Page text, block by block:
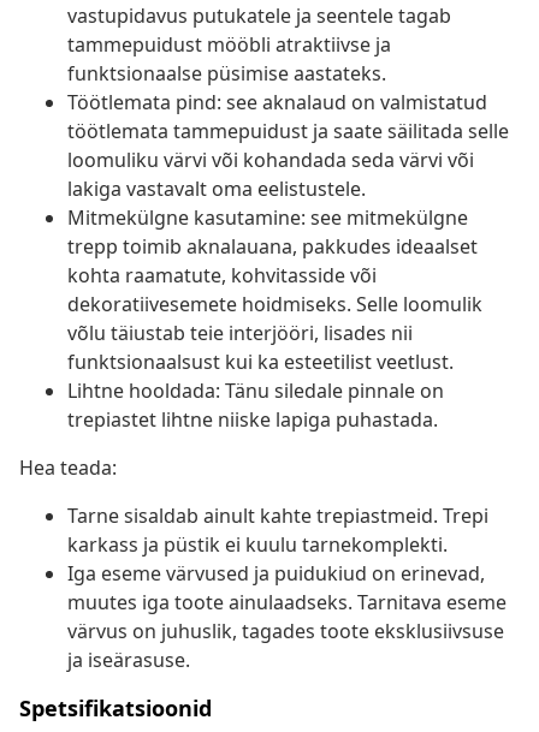
vastupidavus putukatele ja seentele tagab
tammepuidust mööbli atraktiivse ja
funktsionaalse püsimise aastateks.
Töötlemata pind: see aknalaud on valmistatud
töötlemata tammepuidust ja saate säilitada selle
loomuliku värvi või kohandada seda värvi või
lakiga vastavalt oma eelistustele.
Mitmekülgne kasutamine: see mitmekülgne
trepp toimib aknalauana, pakkudes ideaalset
kohta raamatute, kohvitasside või
dekoratiivesemete hoidmiseks. Selle loomulik
võlu täiustab teie interjööri, lisades nii
funktsionaalsust kui ka esteetilist veetlust.
Lihtne hooldada: Tänu siledale pinnale on
trepiastet lihtne niiske lapiga puhastada.
Hea teada:
Tarne sisaldab ainult kahte trepiastmeid. Trepi
karkass ja püstik ei kuulu tarnekomplekti.
Iga eseme värvused ja puidukiud on erinevad,
muutes iga toote ainulaadseks. Tarnitava eseme
värvus on juhuslik, tagades toote eksklusiivsuse
ja iseärasuse.
Spetsifikatsioonid